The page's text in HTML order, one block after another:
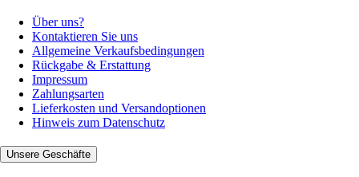
Über uns?
Kontaktieren Sie uns
Allgemeine Verkaufsbedingungen
Rückgabe & Erstattung
Impressum
Zahlungsarten
Lieferkosten und Versandoptionen
Hinweis zum Datenschutz
Unsere Geschäfte